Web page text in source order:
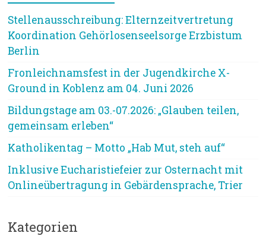
Stellenausschreibung: Elternzeitvertretung
Koordination Gehörlosenseelsorge Erzbistum
Berlin
Fronleichnamsfest in der Jugendkirche X-
Ground in Koblenz am 04. Juni 2026
Bildungstage am 03.-07.2026: „Glauben teilen,
gemeinsam erleben“
Katholikentag – Motto „Hab Mut, steh auf“
Inklusive Eucharistiefeier zur Osternacht mit
Onlineübertragung in Gebärdensprache, Trier
Kategorien